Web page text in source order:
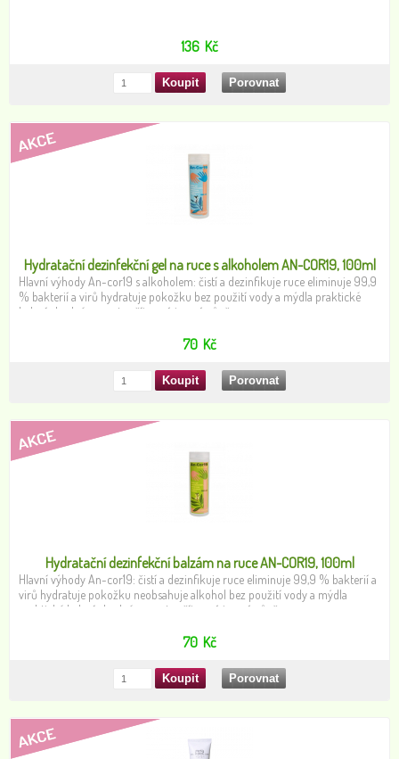
136 Kč
Hydratační dezinfekční gel na ruce s alkoholem AN-COR19, 100ml
Hlavní výhody An-cor19 s alkoholem: čistí a dezinfikuje ruce eliminuje 99,9
% bakterií a virů hydratuje pokožku bez použití vody a mýdla praktické
balení vhodné na cesty příjemná jemná vůně
70 Kč
Hydratační dezinfekční balzám na ruce AN-COR19, 100ml
Hlavní výhody An-cor19: čistí a dezinfikuje ruce eliminuje 99,9 % bakterií a
virů hydratuje pokožku neobsahuje alkohol bez použití vody a mýdla
praktické balení vhodné na cesty příjemná jemná vůně
70 Kč